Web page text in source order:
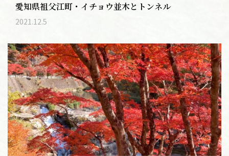
愛知県祖父江町・イチョウ並木とトンネル
2021.12.5